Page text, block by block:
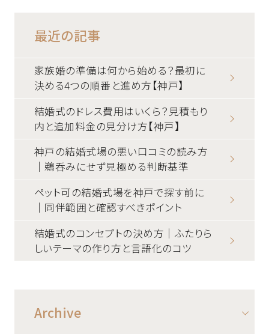
最近の記事
家族婚の準備は何から始める？最初に
決める4つの順番と進め方【神戸】
結婚式のドレス費用はいくら？見積もり
内と追加料金の見分け方【神戸】
神戸の結婚式場の悪い口コミの読み方
｜鵜呑みにせず見極める判断基準
ペット可の結婚式場を神戸で探す前に
｜同伴範囲と確認すべきポイント
結婚式のコンセプトの決め方｜ふたりら
しいテーマの作り方と言語化のコツ
Archive